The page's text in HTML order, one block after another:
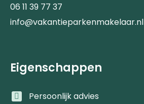
06 11 39 77 37
info@vakantieparkenmakelaar.nl
Eigenschappen
Persoonlijk advies